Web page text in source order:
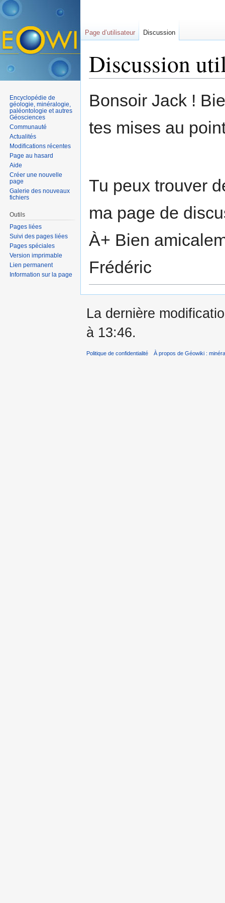
Discussion
Bonsoir Jack !
tes mises au
Tu peux trouver
ma page de
À+ Bien
Frédéric
Page d’utilisateur Discussion
Encyclopédie de
géologie, minéralogie,
paléontologie et autres
Géosciences
Communauté
Actualités
Modifications récentes
Page au hasard
Aide
Créer une nouvelle
page
Galerie des nouveaux
fichiers
Outils
Pages liées
Suivi des pages liées
Pages spéciales
Version imprimable
Lien permanent
Information sur la page
La dernière
à 13:46.
Politique de confidentialité À propos de Géowiki :